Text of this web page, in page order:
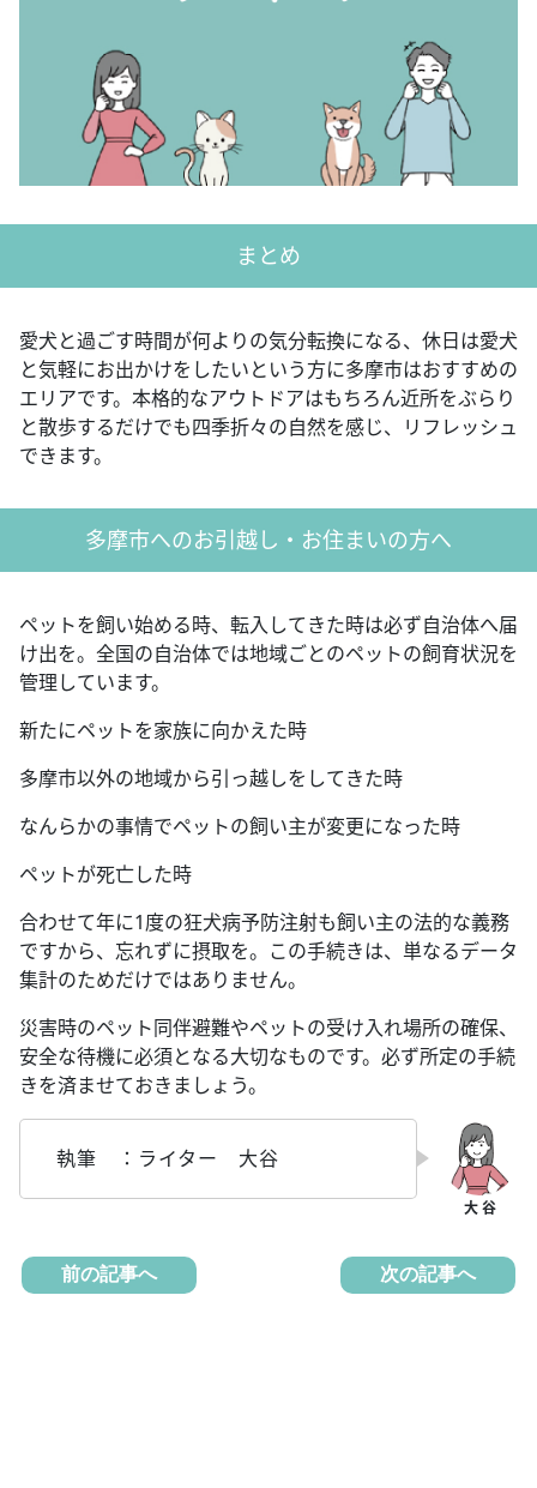
まとめ
愛犬と過ごす時間が何よりの気分転換になる、休日は愛犬
と気軽にお出かけをしたいという方に多摩市はおすすめの
エリアです。本格的なアウトドアはもちろん近所をぶらり
と散歩するだけでも四季折々の自然を感じ、リフレッシュ
できます。
多摩市へのお引越し・お住まいの方へ
ペットを飼い始める時、転入してきた時は必ず自治体へ届
け出を。全国の自治体では地域ごとのペットの飼育状況を
管理しています。
新たにペットを家族に向かえた時
多摩市以外の地域から引っ越しをしてきた時
なんらかの事情でペットの飼い主が変更になった時
ペットが死亡した時
合わせて年に1度の狂犬病予防注射も飼い主の法的な義務
ですから、忘れずに摂取を。この手続きは、単なるデータ
集計のためだけではありません。
災害時のペット同伴避難やペットの受け入れ場所の確保、
安全な待機に必須となる大切なものです。必ず所定の手続
きを済ませておきましょう。
執筆 ：ライター 大谷
前の記事へ 次の記事へ